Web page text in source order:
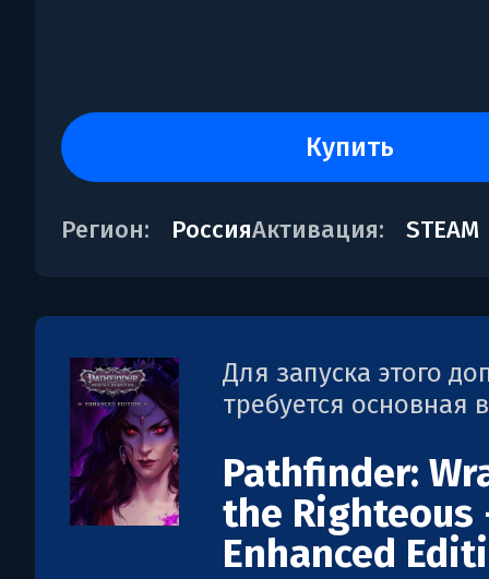
купить
Регион: РоссияАктивация: STEAM
Для запуска этого
требуется основная
Pathfinder:
the Righteous
Enhanced